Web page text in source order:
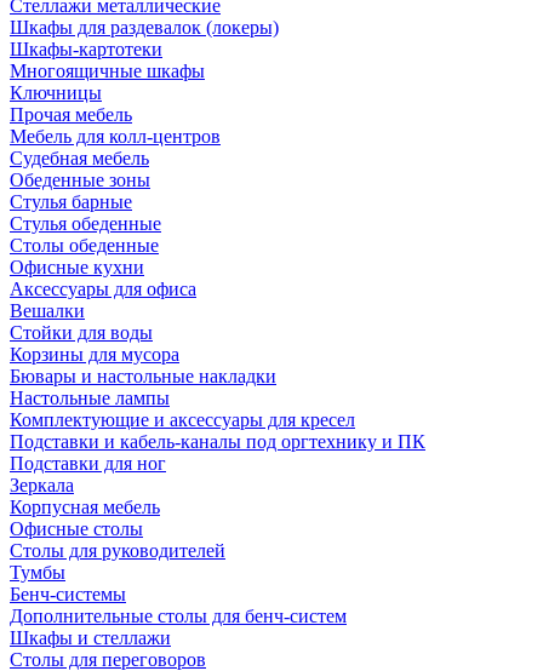
Стеллажи металлические
Шкафы для раздевалок (локеры)
Шкафы-картотеки
Многоящичные шкафы
Ключницы
Прочая мебель
Мебель для колл-центров
Судебная мебель
Обеденные зоны
Стулья барные
Стулья обеденные
Столы обеденные
Офисные кухни
Аксессуары для офиса
Вешалки
Стойки для воды
Корзины для мусора
Бювары и настольные накладки
Настольные лампы
Комплектующие и аксессуары для кресел
Подставки и кабель-каналы под оргтехнику и ПК
Подставки для ног
Зеркала
Корпусная мебель
Офисные столы
Столы для руководителей
Тумбы
Бенч-системы
Дополнительные столы для бенч-систем
Шкафы и стеллажи
Столы для переговоров